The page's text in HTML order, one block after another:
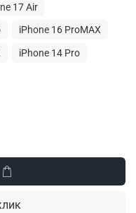
17 Air
iPhone 16 ProMAX
iPhone 14 Pro